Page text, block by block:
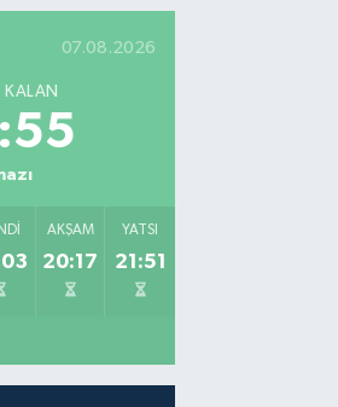
07.08.2026
KALAN
AKŞAM
20:17
YATSI
21:51